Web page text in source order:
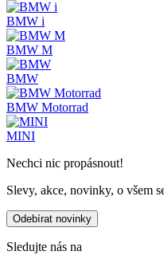
BMW i
BMW M
BMW
BMW Motorrad
MINI
Nechci nic propásnout!
Slevy, akce, novinky, o všem
Odebírat novinky
Sledujte nás na